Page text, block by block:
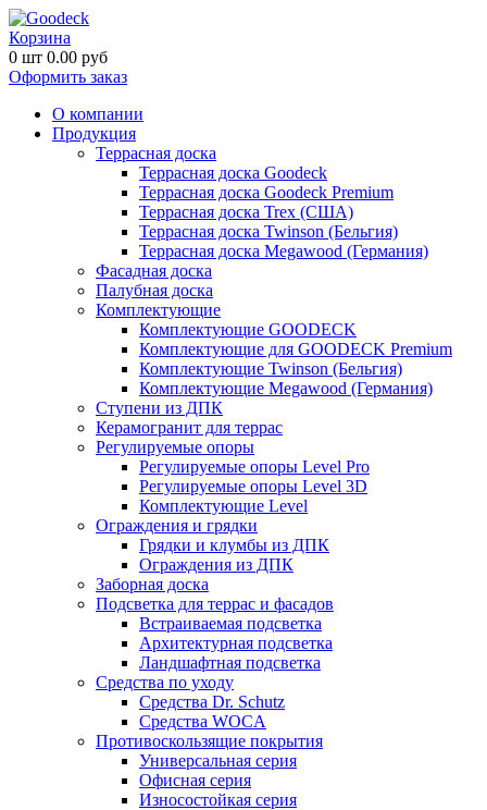
Корзина
0 шт 0.00 руб
Оформить заказ
О компании
Продукция
Террасная доска
Террасная доска Goodeck
Террасная доска Goodeck Premium
Террасная доска Trex (США)
Террасная доска Twinson (Бельгия)
Террасная доска Megawood (Германия)
Фасадная доска
Палубная доска
Комплектующие
Комплектующие GOODECK
Комплектующие для GOODECK Premium
Комплектующие Twinson (Бельгия)
Комплектующие Megawood (Германия)
Ступени из ДПК
Керамогранит для террас
Регулируемые опоры
Регулируемые опоры Level Pro
Регулируемые опоры Level 3D
Комплектующие Level
Ограждения и грядки
Грядки и клумбы из ДПК
Ограждения из ДПК
Заборная доска
Подсветка для террас и фасадов
Встраиваемая подсветка
Архитектурная подсветка
Ландшафтная подсветка
Средства по уходу
Средства Dr. Schutz
Средства WOCA
Противоскользящие покрытия
Универсальная серия
Офисная серия
Износостойкая серия